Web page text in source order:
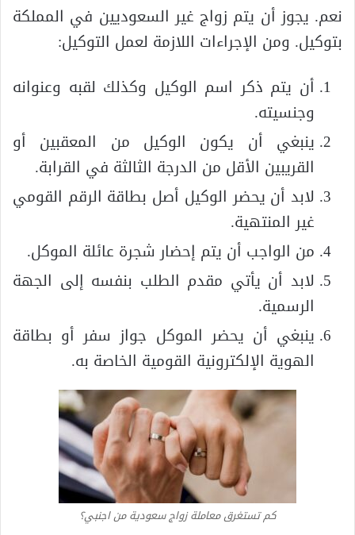
نعم. يجوز أن يتم زواج غير السعوديين في المملكة
بتوكيل. ومن الإجراءات اللازمة لعمل التوكيل:
أن يتم ذكر اسم الوكيل وكذلك لقبه وعنوانه
وجنسيته.
ينبغي أن يكون الوكيل من المعقبين أو
القريبين الأقل من الدرجة الثالثة في القرابة.
لابد أن يحضر الوكيل أصل بطاقة الرقم القومي
غير المنتهية.
من الواجب أن يتم إحضار شجرة عائلة الموكل.
لابد أن يأتي مقدم الطلب بنفسه إلى الجهة
الرسمية.
ينبغي أن يحضر الموكل جواز سفر أو بطاقة
الهوية الإلكترونية القومية الخاصة به.
كم تستغرق معاملة زواج سعودية من اجنبي؟